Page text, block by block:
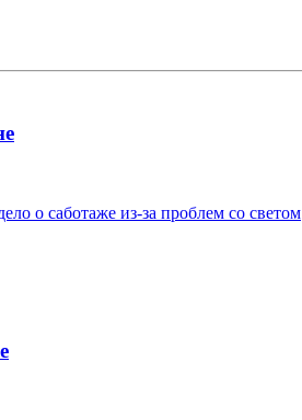
о саботаже из-за проблем со светом